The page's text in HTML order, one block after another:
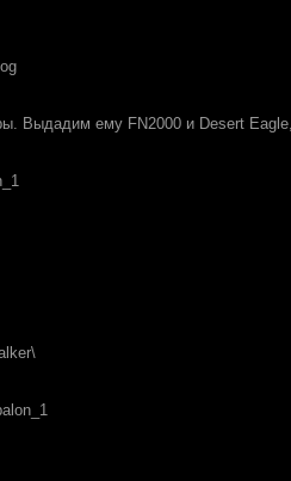
Выдадим ему FN2000 и Desert